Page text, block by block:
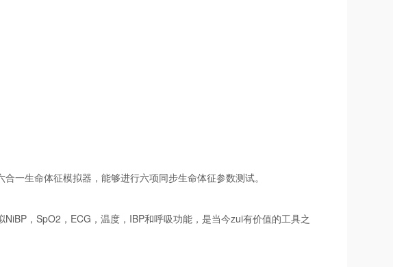
一生命体征模拟器，能够进行六项同步生命体征参数测试。
，SpO2，ECG，温度，IBP和呼吸功能，是当今zui有价值的工具之